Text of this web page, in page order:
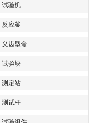
试验机‌
反应釜
义齿型盒
试验块
测定站‌
测试杆